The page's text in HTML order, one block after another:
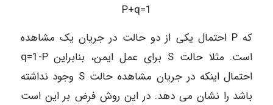
P+q=1
که P احتمال یکی از دو حالت در جریان یک مشاهده
است. مثلا حالت S برای عمل ایمن، بنابراین q=1-P
احتمال اینکه در جریان مشاهده حالت S وجود نداشته
باشد را نشان می دهد. در این روش فرض بر این است